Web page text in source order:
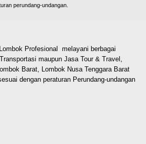
perundang-undangan.
Profesional melayani berbagai
maupun Jasa Tour & Travel,
Barat, Lombok Nusa Tenggara Barat
dengan peraturan Perundang-undangan